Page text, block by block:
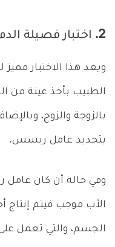
2. اختبار فصيلة الدم ومعامل ريسس (Rh)
ويعد هذا الاختبار مميز
الطبيب بأخذ عينة من
بالزوجة والزوج،
بتحديد عامل ريسس.
وفي حالة أن كان
الأب موجب فيتم
الجسم، والتي تعمل